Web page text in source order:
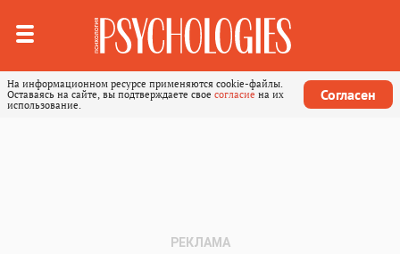
На информационном ресурсе применяются cookie-файлы.
Оставаясь на сайте, вы подтверждаете свое согласие на их
использование.
Согласен